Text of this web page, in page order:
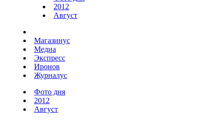
2012
Август
Магазинус
Медиа
Экспресс
Иронов
Журналус
Фото дня
2012
Август